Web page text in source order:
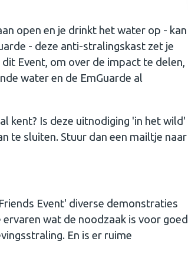
open en je drinkt het water op - kan
- deze anti-stralingskast zet je
Event, om over de impact te delen,
water en de EmGuarde al
kent? Is deze uitnodiging 'in het wild'
te sluiten. Stuur dan een mailtje naar
Event' diverse demonstraties
wat de noodzaak is voor goed
En is er ruime